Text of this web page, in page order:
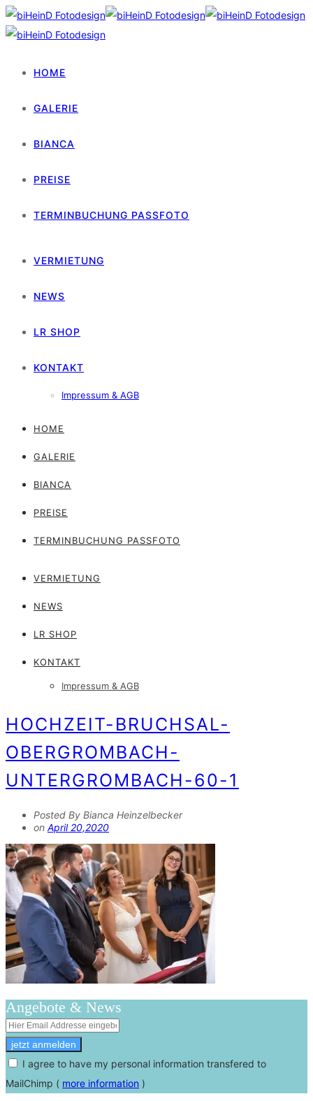
HOME
GALERIE
BIANCA
PREISE
TERMINBUCHUNG PASSFOTO
VERMIETUNG
NEWS
LR SHOP
KONTAKT
Impressum & AGB
HOME
GALERIE
BIANCA
PREISE
TERMINBUCHUNG PASSFOTO
VERMIETUNG
NEWS
LR SHOP
KONTAKT
Impressum & AGB
HOCHZEIT-BRUCHSAL-
OBERGROMBACH-
UNTERGROMBACH-60-1
Posted By Bianca Heinzelbecker
on April 20,2020
Angebote & News
I agree to have my personal information transfered to
MailChimp ( more information )